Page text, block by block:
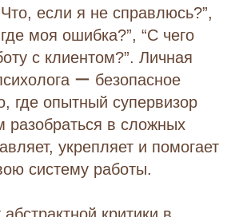
если я не справлюсь?”,
моя ошибка?”, “С чего
с клиентом?”. Личная
ー безопасное
где опытный супервизор
разобраться в сложных
укрепляет и помогает
систему работы.